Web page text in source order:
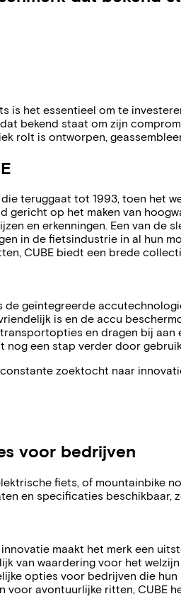
is het essentieel om te
bekend staat om zijn
rolt is ontworpen,
teruggaat tot 1993, toen het
gericht op het maken van
en erkenningen. Een van de
in de fietsindustrie in al hun
CUBE biedt een brede
de geïntegreerde
is en de accu
en dragen bij
nog een stap verder door
zoektocht naar
voor bedrijven
fiets, of mountainbike
en specificaties
maakt het merk een
van waardering voor het
opties voor bedrijven die
voor avontuurlijke ritten, CUBE